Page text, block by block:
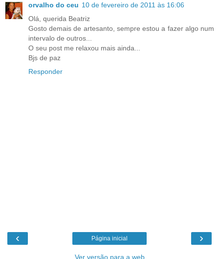
orvalho do ceu 10 de fevereiro de 2011 às 16:06
Olá, querida Beatriz
Gosto demais de artesanto, sempre estou a fazer algo num
intervalo de outros...
O seu post me relaxou mais ainda...
Bjs de paz
Responder
‹ ›
Página inicial
Ver versão para a web